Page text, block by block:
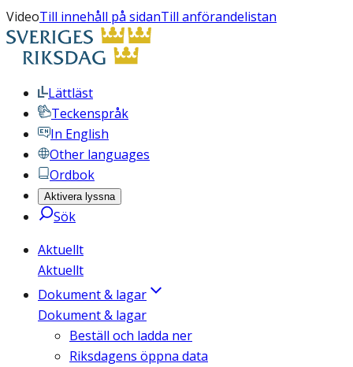
VideoTill innehåll på sidanTill anförandelistan
Lättläst
Teckenspråk
In English
Other languages
Ordbok
Aktivera lyssna
Sök
Aktuellt
Aktuellt
Dokument & lagar
Dokument & lagar
Beställ och ladda ner
Riksdagens öppna data